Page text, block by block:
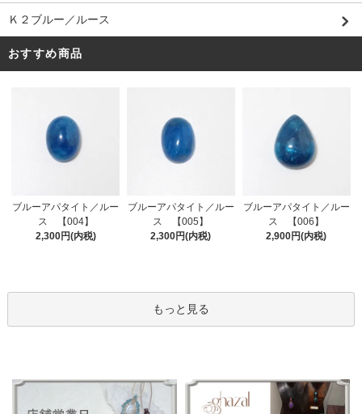
Ｋ２ブルー／ルース
おすすめ商品
ブルーアパタイト／ルー
ス 【004】
2,300円(内税)
ブルーアパタイト／ルー
ス 【005】
2,300円(内税)
ブルーアパタイト／ルー
ス 【006】
2,900円(内税)
もっと見る